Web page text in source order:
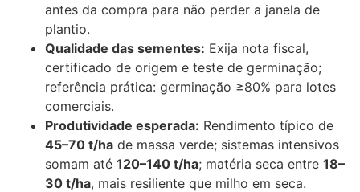
antes da compra para não perder a janela de
plantio.
Qualidade das sementes: Exija nota fiscal,
certificado de origem e teste de germinação;
referência prática: germinação ≥80% para lotes
comerciais.
Produtividade esperada: Rendimento típico de
45–70 t/ha de massa verde; sistemas intensivos
somam até 120–140 t/ha; matéria seca entre 18–
30 t/ha, mais resiliente que milho em seca.